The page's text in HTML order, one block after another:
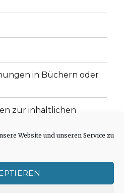
Website und unseren Service zu
in Büchern oder
zur inhaltlichen